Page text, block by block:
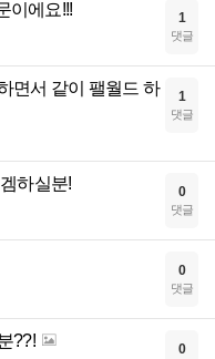
이에요!!! 1
댓글
면서 같이 팰월드 하
1
댓글
하실분! 0
댓글
0
댓글
??! 0